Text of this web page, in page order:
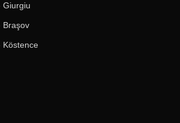
Giurgiu
Braşov
Köstence